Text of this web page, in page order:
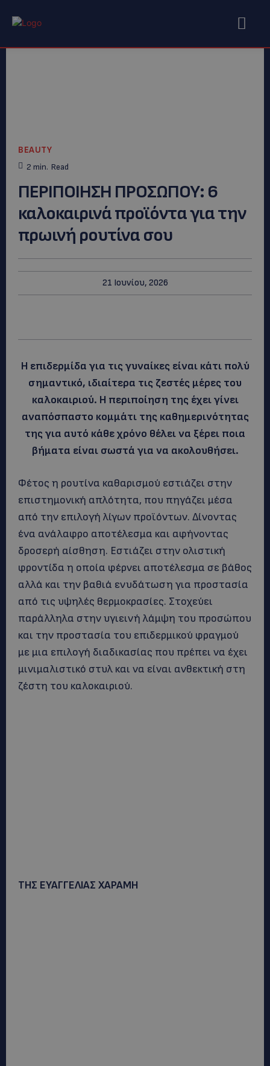
BEAUTY
2 min. Read
ΠΕΡΙΠΟΙΗΣΗ ΠΡΟΣΩΠΟΥ: 6
καλοκαιρινά προϊόντα για την
πρωινή ρουτίνα σου
21 Ιουνίου, 2026
Η επιδερμίδα για τις γυναίκες είναι κάτι πολύ
σημαντικό, ιδιαίτερα τις ζεστές μέρες του
καλοκαιριού. Η περιποίηση της έχει γίνει
αναπόσπαστο κομμάτι της καθημερινότητας
της για αυτό κάθε χρόνο θέλει να ξέρει ποια
βήματα είναι σωστά για να ακολουθήσει.
Φέτος η ρουτίνα καθαρισμού εστιάζει στην
επιστημονική απλότητα, που πηγάζει μέσα
από την επιλογή λίγων προϊόντων. Δίνοντας
ένα ανάλαφρο αποτέλεσμα και αφήνοντας
δροσερή αίσθηση. Εστιάζει στην ολιστική
φροντίδα η οποία φέρνει αποτέλεσμα σε βάθος
αλλά και την βαθιά ενυδάτωση για προστασία
από τις υψηλές θερμοκρασίες. Στοχεύει
παράλληλα στην υγιεινή λάμψη του προσώπου
και την προστασία του επιδερμικού φραγμού
με μια επιλογή διαδικασίας που πρέπει να έχει
μινιμαλιστικό στυλ και να είναι ανθεκτική στη
ζέστη του καλοκαιριού.
ΤΗΣ ΕΥΑΓΓΕΛΙΑΣ ΧΑΡΑΜΗ